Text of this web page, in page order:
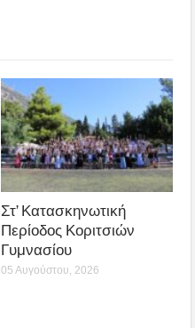
Στ’ Κατασκηνωτική
Περίοδος Κοριτσιών
Γυμνασίου
05 Αυγούστου, 2026